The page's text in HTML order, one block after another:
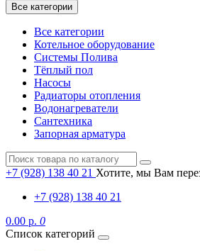
Все категории
Все категории
Котельное оборудование
Системы Полива
Тёплый пол
Насосы
Радиаторы отопления
Водонагреватели
Сантехника
Запорная арматура
+7 (928) 138 40 21 Хотите, мы Вам
+7 (928) 138 40 21
0.00 р. 0
Список категорий